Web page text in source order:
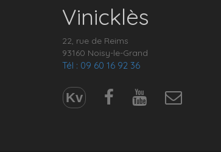
Vinicklès
22, rue de Reims
93160 Noisy-le-Grand
Tél : 09 60 16 92 36
Kv